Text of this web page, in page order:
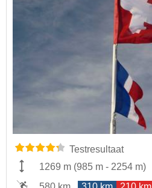
Testresultaat
1269 m (985 m - 2254 m)